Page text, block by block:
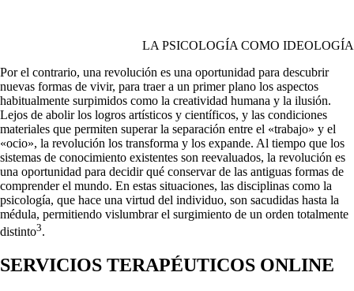
LA PSICOLOGÍA COMO IDEOLOGÍA
Por el contrario, una revolución es una oportunidad para des­cubrir
nuevas formas de vivir, para traer a un primer plano los aspectos
habitualmente surpimidos como la creatividad humana y la ilusión.
Lejos de abolir los logros artísticos y científicos, y las condi­ciones
materiales que permiten superar la separación entre el «trabajo» y el
«ocio», la revolución los transforma y los expande. Al tiempo que los
sistemas de conocimiento existentes son reeva­luados, la revolución es
una oportunidad para decidir qué conservar de las antiguas formas de
comprender el mundo. En estas situacio­nes, las disciplinas como la
psicología, que hace una virtud del individuo, son sacudidas hasta la
médula, permitiendo vislumbrar el surgimiento de un orden totalmente
distinto3.
SERVICIOS TERAPÉUTICOS ONLINE